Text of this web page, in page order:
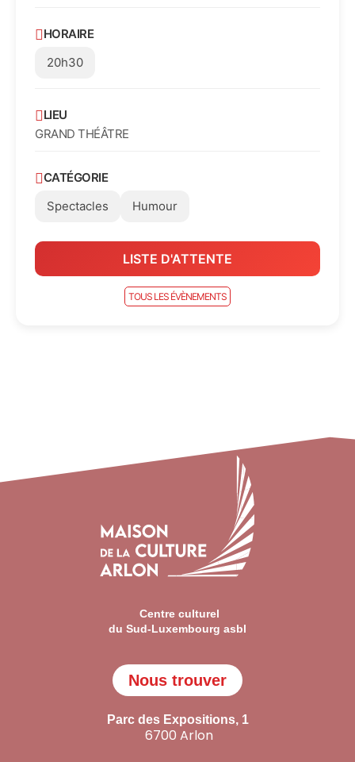
HORAIRE
20h30
LIEU
GRAND THÉÂTRE
CATÉGORIE
Spectacles
Humour
LISTE D'ATTENTE
TOUS LES ÉVÈNEMENTS
Centre culturel
du Sud-Luxembourg asbl
Nous trouver
Parc des Expositions, 1
6700 Arlon